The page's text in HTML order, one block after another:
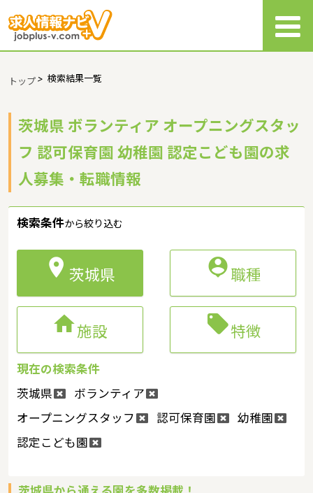
トップ> 検索結果一覧
茨城県 ボランティア オープニングスタッ
フ 認可保育園 幼稚園 認定こども園の求
人募集・転職情報
検索条件から絞り込む
 茨城県 職種
施設 特徴
現在の検索条件
茨城県
ボランティア
オープニングスタッフ
認可保育園
幼稚園
認定こども園